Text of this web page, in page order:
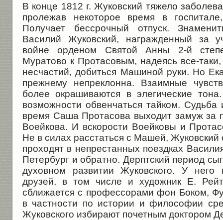
В конце 1812 г. Жуковский тяжело
пролежав некоторое время в
Получает бессрочный отпуск.
Василий Жуковский, награжденный за
войне орденом Святой Анны 2-й
Муратово к Протасовым, надеясь все-
несчастий, добиться Машиной руки. Но
прежнему непреклонна. Взаимные
более окрашиваются в элегические
возможности обвенчаться тайком.
время Саша Протасова выходит замуж за
Воейкова. И вскорости Воейковы и
Не в силах расстаться с Машей, Жуковский
проходят в непрестанных поездках
Петербург и обратно. Дерптский период
духовном развитии Жуковского. У него
друзей, в том числе и художник Е.
сближается с профессорами фон Боком,
в частности по истории и философии
Жуковского избирают почетным доктором